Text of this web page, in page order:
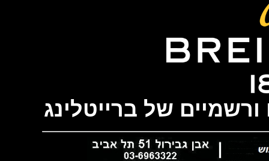
של ברייטלינג